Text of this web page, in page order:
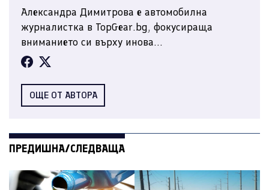
Александра Димитрова е автомобилна
журналистка в TopGear.bg, фокусираща
вниманието си върху инова...
ОЩЕ ОТ АВТОРА
ПРЕДИШНА/СЛЕДВАЩА